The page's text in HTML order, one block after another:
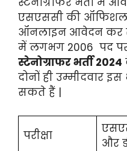
एसएससी की ऑफिशल
ऑनलाइन आवेदन कर
में लगभग 2006 पद पर
स्टेनोग्राफर भर्ती 2024
दोनों ही उम्मीदवार
सकते हैं |
परीक्षा
और